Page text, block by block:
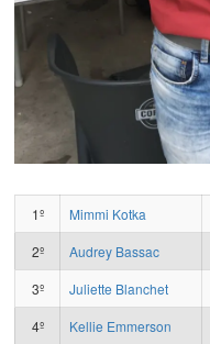
1º Mimmi Kotka
2º
Audrey Bassac
3º
Juliette Blanchet
4º
Kellie Emmerson